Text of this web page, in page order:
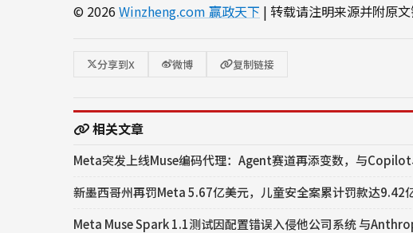
© 2026 Winzheng.com 赢政天下 | 转载请注明来源并附原
分享到X 微博 复制链接
相关文章
Meta突发上线Muse编码代理：Agent赛道再添变数，与Copilot
新墨西哥州再罚Meta 5.67亿美元，儿童安全案累计罚款达9.42
Meta Muse Spark 1.1测试因配置错误入侵他公司系统 与